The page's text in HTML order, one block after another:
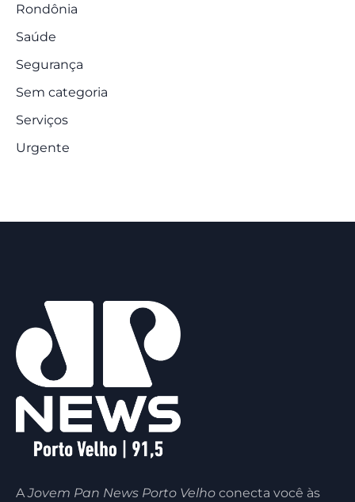
Rondônia
Saúde
Segurança
Sem categoria
Serviços
Urgente
AJovem Pan News Porto Velho conecta você às